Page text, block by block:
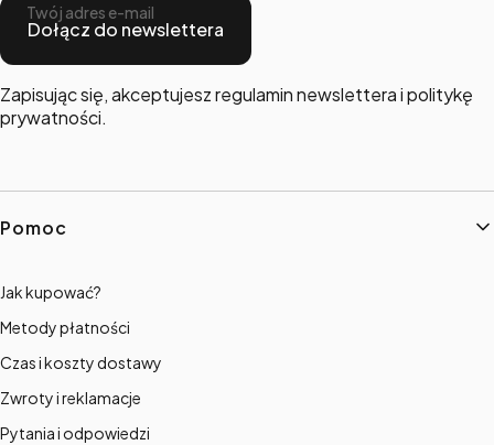
Twój adres e-mail
Dołącz do newslettera
Zapisując się, akceptujesz regulamin newslettera i politykę
prywatności.
Linki w stopce
Pomoc
Jak kupować?
Metody płatności
Czas i koszty dostawy
Zwroty i reklamacje
Pytania i odpowiedzi